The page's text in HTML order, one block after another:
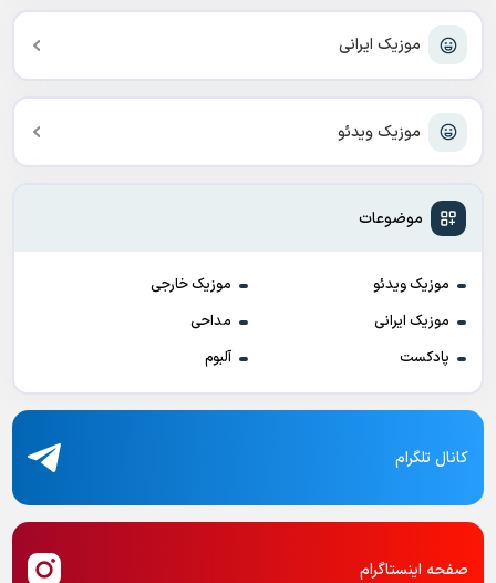
موزیک ایرانی
موزیک ویدئو
موضوعات
موزیک ویدئو
موزیک خارجی
موزیک ایرانی
مداحی
پادکست
آلبوم
کانال تلگرام
صفحه اینستاگرام